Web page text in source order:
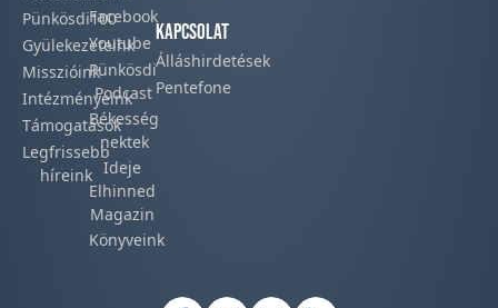
Pünkösdi100
Gyülekezeteink​
Misszióink​
Intézményeink
Támogatások
Legfrissebb
híreink​
Facebook​
Youtube
Pünkösdi
Podcast​
Békesség
nektek
Ideje
Elhinned
Magazin
Könyveink
Kapcsolat
Álláshirdetések
Pentefone